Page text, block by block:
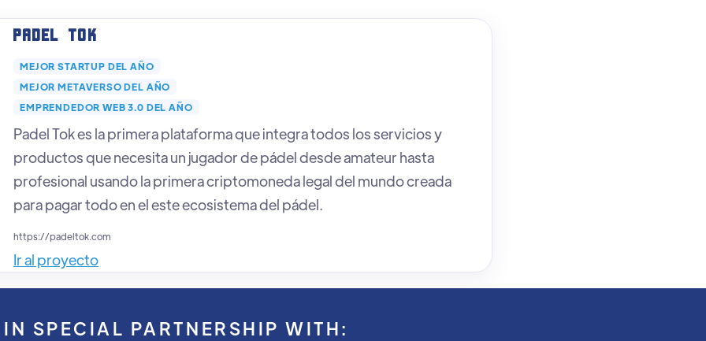
Padel Tok
MEJOR STARTUP DEL AÑO
MEJOR METAVERSO DEL AÑO
EMPRENDEDOR WEB 3.0 DEL AÑO
Padel Tok es la primera plataforma que integra todos los servicios y
productos que necesita un jugador de pádel desde amateur hasta
profesional usando la primera criptomoneda legal del mundo creada
para pagar todo en el este ecosistema del pádel.
https://padeltok.com
Ir al proyecto
IN SPECIAL PARTNERSHIP WITH: